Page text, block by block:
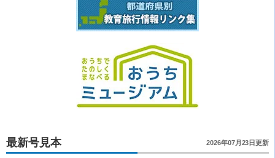
最新号見本 2026年07月23日更新